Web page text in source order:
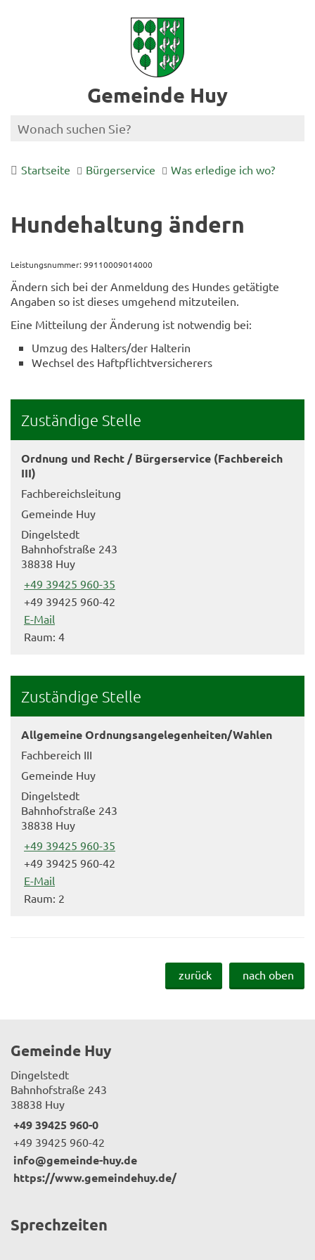
Gemeinde Huy
Startseite Bürgerservice Was erledige ich wo?
Hundehaltung ändern
Leistungsnummer: 99110009014000
Ändern sich bei der Anmeldung des Hundes getätigte
Angaben so ist dieses umgehend mitzuteilen.
Eine Mitteilung der Änderung ist notwendig bei:
Umzug des Halters/der Halterin
Wechsel des Haftpflichtversicherers
Zuständige Stelle
Ordnung und Recht / Bürgerservice (Fachbereich
III)
Fachbereichsleitung
Gemeinde Huy
Dingelstedt
Bahnhofstraße 243
38838 Huy
+49 39425 960-35
+49 39425 960-42
E-Mail
Raum: 4
Zuständige Stelle
Allgemeine Ordnungsangelegenheiten/Wahlen
Fachbereich III
Gemeinde Huy
Dingelstedt
Bahnhofstraße 243
38838 Huy
+49 39425 960-35
+49 39425 960-42
E-Mail
Raum: 2
zurück nach oben
Gemeinde Huy
Dingelstedt
Bahnhofstraße 243
38838 Huy
+49 39425 960-0
+49 39425 960-42
info@gemeinde-huy.de
https://www.gemeindehuy.de/
Sprechzeiten